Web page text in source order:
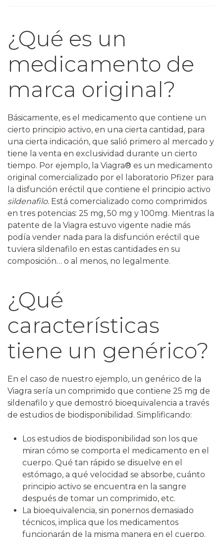
¿Qué es un
medicamento de
marca original?
Básicamente, es el medicamento que contiene un
cierto principio activo, en una cierta cantidad, para
una cierta indicación, que salió primero al mercado y
tiene la venta en exclusividad durante un cierto
tiempo. Por ejemplo, la Viagra® es un medicamento
original comercializado por el laboratorio Pfizer para
la disfunción eréctil que contiene el principio activo
sildenafilo. Está comercializado como comprimidos
en tres potencias: 25 mg, 50 mg y 100mg. Mientras la
patente de la Viagra estuvo vigente nadie más
podía vender nada para la disfunción eréctil que
tuviera sildenafilo en estas cantidades en su
composición… o al menos, no legalmente.
¿Qué
características
tiene un genérico?
En el caso de nuestro ejemplo, un genérico de la
Viagra sería un comprimido que contiene 25 mg de
sildenafilo y que demostró bioequivalencia a través
de estudios de biodisponibilidad. Simplificando:
Los estudios de biodisponibilidad son los que
miran cómo se comporta el medicamento en el
cuerpo. Qué tan rápido se disuelve en el
estómago, a qué velocidad se absorbe, cuánto
principio activo se encuentra en la sangre
después de tomar un comprimido, etc.
La bioequivalencia, sin ponernos demasiado
técnicos, implica que los medicamentos
funcionarán de la misma manera en el cuerpo.